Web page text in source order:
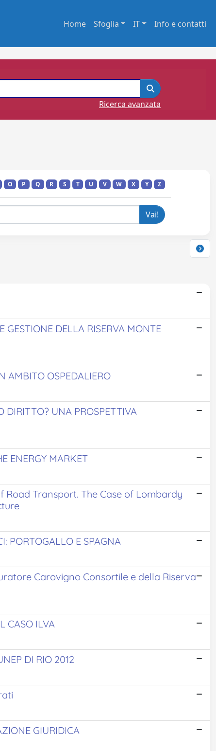
Home Sfoglia IT Info e contatti
Ricerca avanzata
O P Q R S T U V W X Y Z
GESTIONE DELLA RISERVA MONTE
AMBITO OSPEDALIERO
DIRITTO? UNA PROSPETTIVA
ENERGY MARKET
Transport. The Case of Lombardy
PORTOGALLO E SPAGNA
Carovigno Consortile e della Riserva
CASO ILVA
DI RIO 2012
GIURIDICA